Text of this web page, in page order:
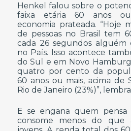
Henkel falou sobre o
faixa etária 60 anos ou
economia prateada. “Hoje
de pessoas no Brasil tem
cada 26 segundos alguém
no País. Isso acontece
do Sul e em Novo
quatro por cento da
60 anos ou mais, acima de
Rio de Janeiro (23%)”,
E se engana quem
consome menos do que